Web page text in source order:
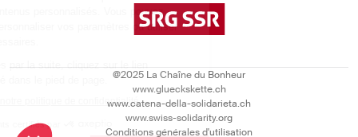
@2025 La Chaîne du Bonheur
www.glueckskette.ch
www.catena-della-solidarieta.ch
www.swiss-solidarity.org
Conditions générales d'utilisation